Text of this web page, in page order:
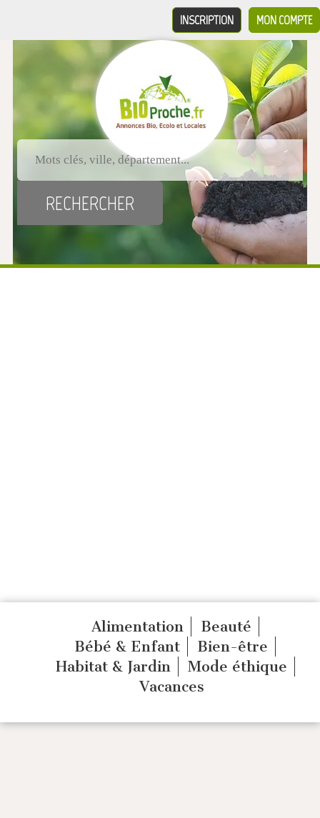
MON COMPTE
INSCRIPTION
Alimentation
Beauté
Bébé & Enfant
Bien-être
Habitat & Jardin
Mode éthique
Vacances